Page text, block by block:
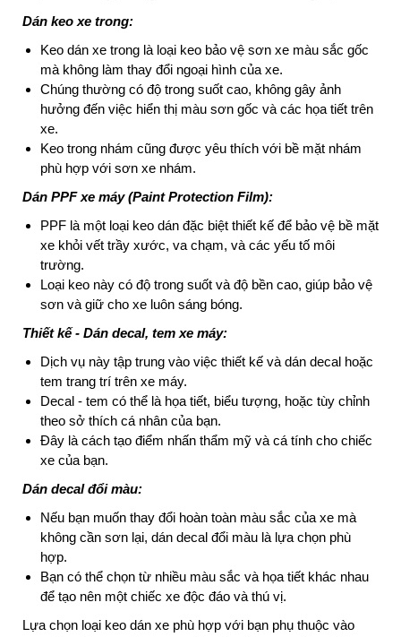
Dán keo xe trong:
Keo dán xe trong là loại keo bảo vệ sơn xe màu sắc gốc
mà không làm thay đổi ngoại hình của xe.
Chúng thường có độ trong suốt cao, không gây ảnh
hưởng đến việc hiển thị màu sơn gốc và các họa tiết trên
xe.
Keo trong nhám cũng được yêu thích với bề mặt nhám
phù hợp với sơn xe nhám.
Dán PPF xe máy (Paint Protection Film):
PPF là một loại keo dán đặc biệt thiết kế để bảo vệ bề mặt
xe khỏi vết trầy xước, va chạm, và các yếu tố môi
trường.
Loại keo này có độ trong suốt và độ bền cao, giúp bảo vệ
sơn và giữ cho xe luôn sáng bóng.
Thiết kế - Dán decal, tem xe máy:
Dịch vụ này tập trung vào việc thiết kế và dán decal hoặc
tem trang trí trên xe máy.
Decal - tem có thể là họa tiết, biểu tượng, hoặc tùy chỉnh
theo sở thích cá nhân của bạn.
Đây là cách tạo điểm nhấn thẩm mỹ và cá tính cho chiếc
xe của bạn.
Dán decal đổi màu:
Nếu bạn muốn thay đổi hoàn toàn màu sắc của xe mà
không cần sơn lại, dán decal đổi màu là lựa chọn phù
hợp.
Bạn có thể chọn từ nhiều màu sắc và họa tiết khác nhau
để tạo nên một chiếc xe độc đáo và thú vị.
Lựa chọn loại keo dán xe phù hợp với bạn phụ thuộc vào